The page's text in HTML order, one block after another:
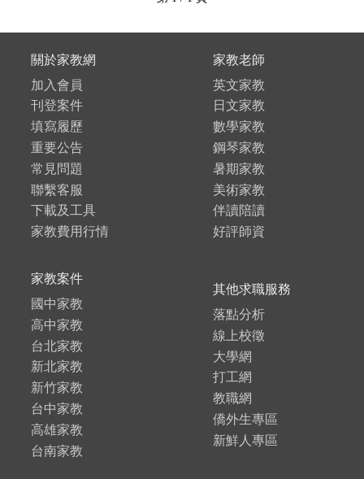
關於家教網
加入會員
刊登案件
填寫履歷
重要公告
常見問題
聯繫客服
下載及工具
家教費用行情
家教老師
英文家教
日文家教
數學家教
鋼琴家教
暑期家教
美術家教
伴讀陪讀
好評師資
家教案件
國中家教
高中家教
台北家教
新北家教
新竹家教
台中家教
高雄家教
台南家教
其他求職服務
落點分析
線上校徵
大學網
打工網
教職網
僑外生專區
新鮮人專區